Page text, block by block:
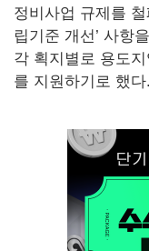
정비사업 규제를
립기준 개선’ 사항
각 획지별로 용도
를 지원하기로 했다.